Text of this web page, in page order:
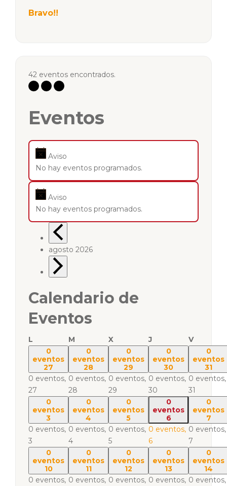
Bravo!!
42 eventos encontrados.
Eventos
Aviso
No hay eventos programados.
Aviso
No hay eventos programados.
agosto 2026
Calendario de
Eventos
L M X J
V
0
eventos
27
0 eventos,
27
0
eventos
28
0 eventos,
28
0
eventos
29
0 eventos,
29
0
eventos
30
0 eventos,
30
0
eventos
31
0 eventos,
31
0
eventos
3
0 eventos,
3
0
eventos
4
0 eventos,
4
0
eventos
5
0 eventos,
5
0
eventos
6
0 eventos,
6
0
eventos
7
0 eventos,
7
0
eventos
10
0 eventos,
0
eventos
11
0 eventos,
0
eventos
12
0 eventos,
0
eventos
13
0 eventos,
0
eventos
14
0 eventos,